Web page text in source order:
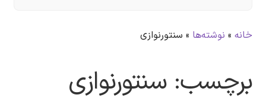
خانه» نوشته‌ها » سنتورنوازی
برچسب: سنتورنوازی